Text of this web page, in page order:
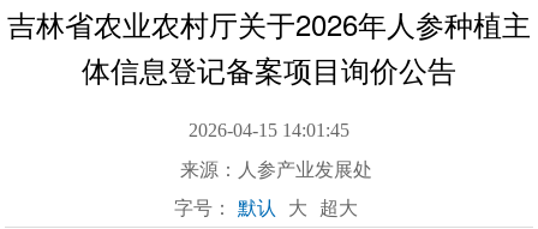
吉林省农业农村厅关于2026年人参种植主
体信息登记备案项目询价公告
2026-04-15 14:01:45
来源： 人参产业发展处
字号： 默认 大 超大